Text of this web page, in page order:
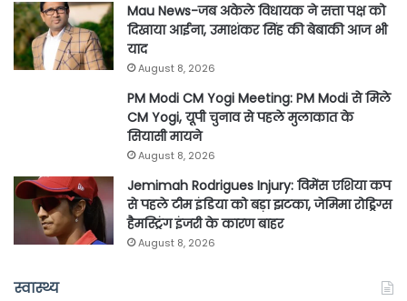
Mau News-जब अकेले विधायक ने सत्ता पक्ष को
दिखाया आईना, उमाशंकर सिंह की बेबाकी आज भी
याद
August 8, 2026
PM Modi CM Yogi Meeting: PM Modi से मिले
CM Yogi, यूपी चुनाव से पहले मुलाकात के
सियासी मायने
August 8, 2026
Jemimah Rodrigues Injury: विमेंस एशिया कप
से पहले टीम इंडिया को बड़ा झटका, जेमिमा रोड्रिग्स
हैमस्ट्रिंग इंजरी के कारण बाहर
August 8, 2026
स्वास्थ्य